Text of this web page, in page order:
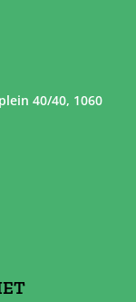
40/40, 1060